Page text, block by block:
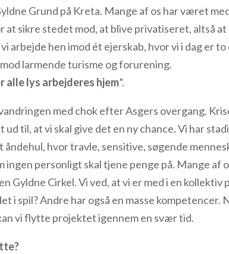
Grund på Kreta. Mange af os har været
at sikre stedet mod, at blive privatiseret, altså
arbejde hen imod ét ejerskab, hvor vi i dag er
mod larmende
alle lys arbejderes hjem”.
med chok efter Asgers overgang.
ud til, at vi skal give det en ny chance. Vi har
hvor travle, sensitive, søgende
ingen personligt skal tjene penge på. Mange af
Gyldne Cirkel. Vi ved, at vi er med i en kollektiv
i spil? Andre har også en masse kompetencer.
vi flytte projektet igennem en svær tid.